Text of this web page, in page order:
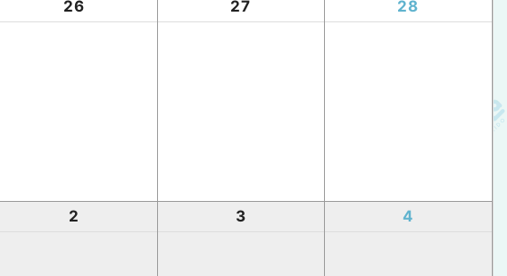
26 27 28
2 3 4